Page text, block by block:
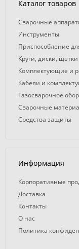
Каталог товаров
Сварочные
Инструменты
Приспособление
Круги, диски, щетки
Комплектующие и
Кабели и
Газосварочное
Сварочные
Средства защиты
Информация
Корпоративные
Доставка
Контакты
О нас
Политика